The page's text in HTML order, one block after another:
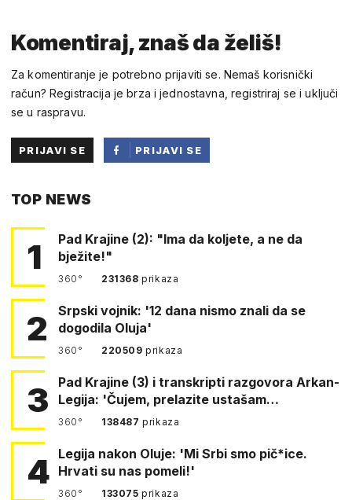
Komentiraj, znaš da želiš!
Za komentiranje je potrebno prijaviti se. Nemaš korisnički
račun? Registracija je brza i jednostavna, registriraj se i uključi
se u raspravu.
PRIJAVI SE
PRIJAVI SE
TOP NEWS
1
Pad Krajine (2): "Ima da koljete, a ne da
bježite!"
360° 231368prikaza
2
Srpski vojnik: '12 dana nismo znali da se
dogodila Oluja'
360° 220509prikaza
3
Pad Krajine (3) i transkripti razgovora Arkan-
Legija: 'Čujem, prelazite ustašam…
360° 138487prikaza
4 Legija nakon Oluje: 'Mi Srbi smo pič*ice.
Hrvati su nas pomeli!'
360° 133075prikaza